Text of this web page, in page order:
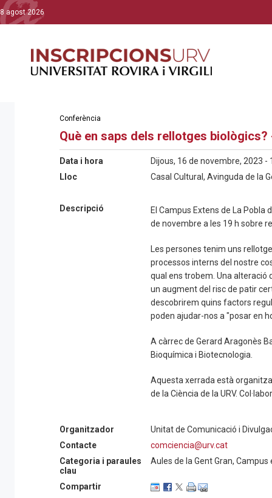
8 agost 2026
Conferència
Què en saps dels rellotges
Data i hora
Dijous, 16 de novembre, 2023 -
Lloc
Casal Cultural, Avinguda de la
Descripció
El Campus Extens de La
de novembre a les 19 h sobre
Les persones tenim uns
processos interns del nostre
qual ens trobem. Una alteració
un augment del risc de patir
descobrirem quins factors
poden ajudar-nos a "posar en
A càrrec de Gerard Aragonès
Bioquímica i Biotecnologia.
Aquesta xerrada està
de la Ciència de la URV.
Organitzador
Unitat de Comunicació i
Contacte
comciencia@urv.cat
Categoria i paraules
clau
Aules de la Gent Gran,
Compartir